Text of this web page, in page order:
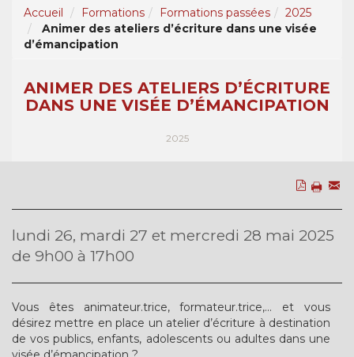
Accueil
Formations Formations passées
2025
Animer des ateliers d’écriture dans une visée
d’émancipation
ANIMER DES ATELIERS D’ÉCRITURE
DANS UNE VISÉE D’ÉMANCIPATION
2025
lundi 26, mardi 27 et mercredi 28 mai 2025
de 9h00 à 17h00
Vous êtes animateur.trice, formateur.trice,... et vous
désirez mettre en place un atelier d’écriture à destination
de vos publics, enfants, adolescents ou adultes dans une